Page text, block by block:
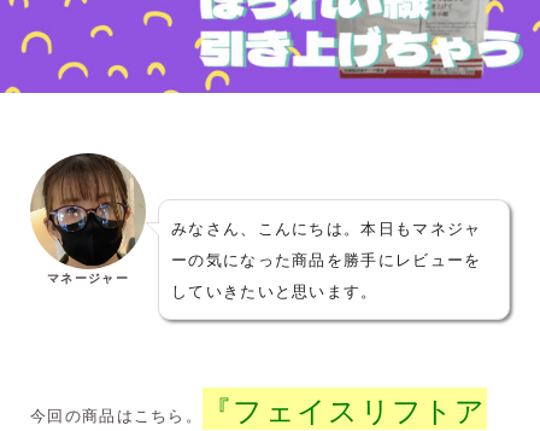
マネージャー
みなさん、こんにちは。本日もマネジャ
ーの気になった商品を勝手にレビューを
していきたいと思います。
今回の商品はこちら。
『フェイスリフトア